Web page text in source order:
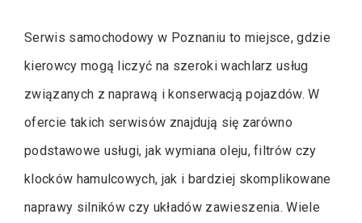
Serwis samochodowy w Poznaniu to miejsce, gdzie
kierowcy mogą liczyć na szeroki wachlarz usług
związanych z naprawą i konserwacją pojazdów. W
ofercie takich serwisów znajdują się zarówno
podstawowe usługi, jak wymiana oleju, filtrów czy
klocków hamulcowych, jak i bardziej skomplikowane
naprawy silników czy układów zawieszenia. Wiele